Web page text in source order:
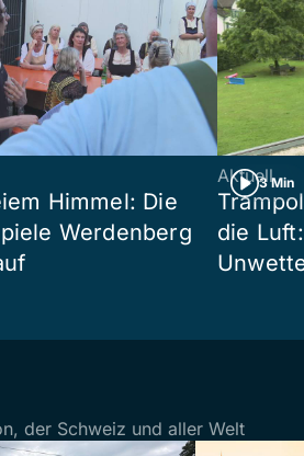
Himmel: Die
Werdenberg
3 Min
Aktuell
die
der Schweiz und aller Welt